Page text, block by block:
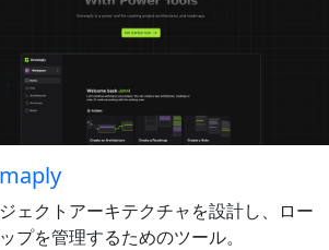
ェクトアーキテクチャを設計し、ロー
プを管理するためのツール。